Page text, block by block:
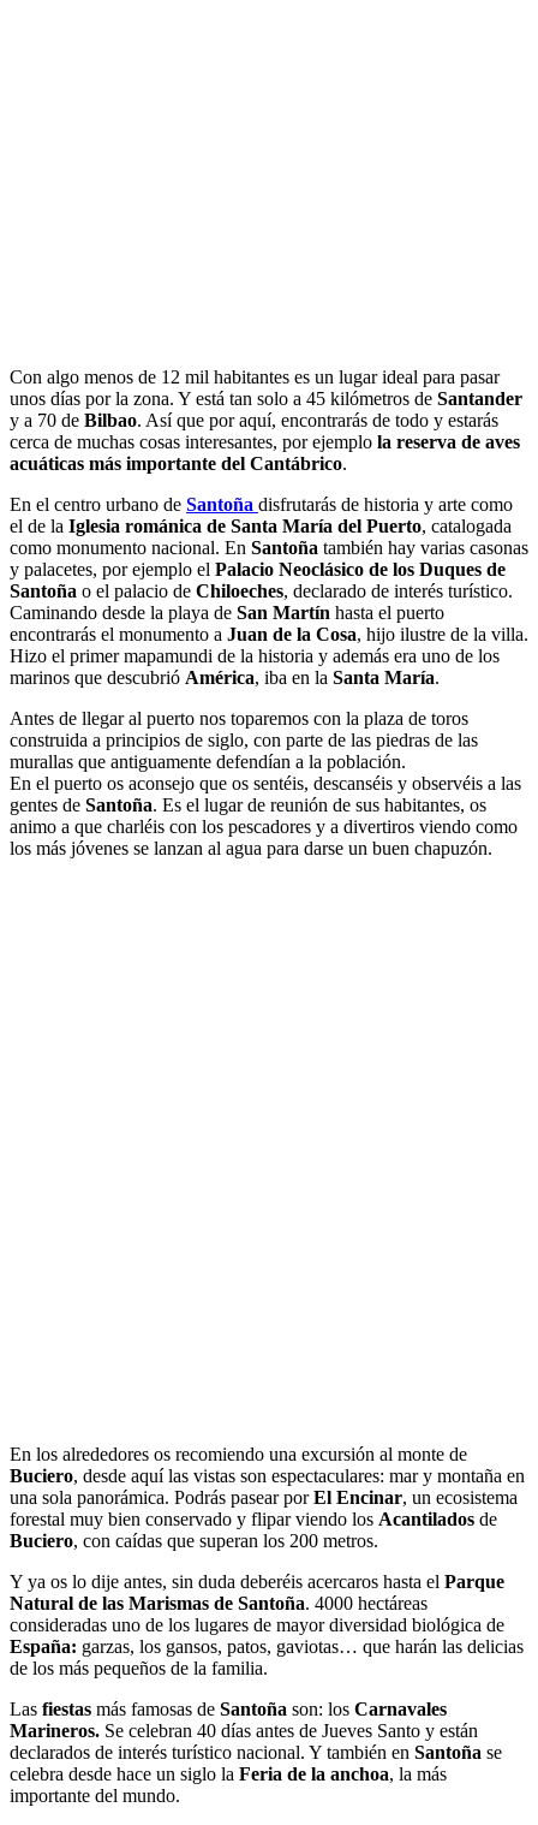
Con algo menos de 12 mil habitantes es un lugar ideal para pasar
unos días por la zona. Y está tan solo a 45 kilómetros de Santander
y a 70 de Bilbao. Así que por aquí, encontrarás de todo y estarás
cerca de muchas cosas interesantes, por ejemplo la reserva de aves
acuáticas más importante del Cantábrico.
En el centro urbano de Santoña disfrutarás de historia y arte como
el de la Iglesia románica de Santa María del Puerto, catalogada
como monumento nacional. En Santoña también hay varias casonas
y palacetes, por ejemplo el Palacio Neoclásico de los Duques de
Santoña o el palacio de Chiloeches, declarado de interés turístico.
Caminando desde la playa de San Martín hasta el puerto
encontrarás el monumento a Juan de la Cosa, hijo ilustre de la villa.
Hizo el primer mapamundi de la historia y además era uno de los
marinos que descubrió América, iba en la Santa María.
Antes de llegar al puerto nos toparemos con la plaza de toros
construida a principios de siglo, con parte de las piedras de las
murallas que antiguamente defendían a la población.
En el puerto os aconsejo que os sentéis, descanséis y observéis a las
gentes de Santoña. Es el lugar de reunión de sus habitantes, os
animo a que charléis con los pescadores y a divertiros viendo como
los más jóvenes se lanzan al agua para darse un buen chapuzón.
En los alrededores os recomiendo una excursión al monte de
Buciero, desde aquí las vistas son espectaculares: mar y montaña en
una sola panorámica. Podrás pasear porEl Encinar, un ecosistema
forestal muy bien conservado y flipar viendo los Acantilados de
Buciero, con caídas que superan los 200 metros.
Y ya os lo dije antes, sin duda deberéis acercaros hasta el Parque
Natural de las Marismas de Santoña. 4000 hectáreas
consideradas uno de los lugares de mayor diversidad biológica de
España: garzas, los gansos, patos, gaviotas… que harán las delicias
de los más pequeños de la familia.
Las fiestas más famosas de Santoña son: los Carnavales
Marineros. Se celebran 40 días antes de Jueves Santo y están
declarados de interés turístico nacional. Y también en Santoña se
celebra desde hace un siglo la Feria de la anchoa, la más
importante del mundo.